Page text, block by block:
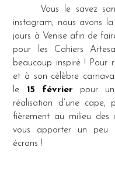
Vous le savez sans
instagram, nous avons
jours à Venise afin de
pour les Cahiers
beaucoup inspiré ! Pour
et à son célèbre
le 15 février pour
réalisation d’une
fièrement au milieu des
vous apporter un peu
écrans !